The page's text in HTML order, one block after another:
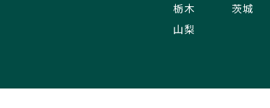
栃木
茨城
山梨